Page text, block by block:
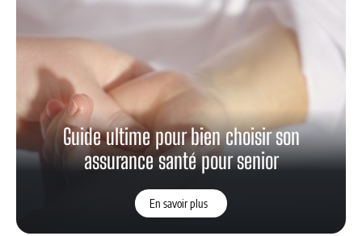
Guide ultime pour bien choisir son
assurance santé pour senior
En savoir plus